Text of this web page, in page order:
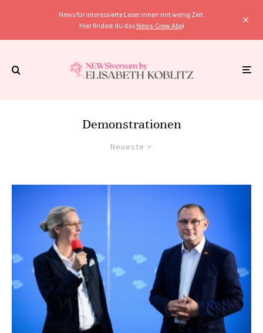
News für interessierte Leser:innen mit wenig Zeit.
Hier findest du das News-Crew Abo!
Demonstrationen
Neueste